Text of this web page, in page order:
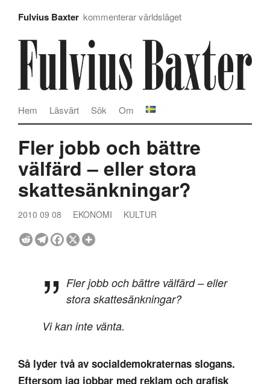
Fulvius Baxter kommenterar världsläget
Om
Sök
Läsvärt
Hem
Fler jobb och bättre
välfärd – eller stora
skattesänkningar?
2010 09 08 EKONOMI KULTUR
Fler jobb och bättre välfärd – eller
stora skattesänkningar?
Vi kan inte vänta.
Så lyder två av socialdemokraternas slogans.
Eftersom jag jobbar med reklam och grafisk